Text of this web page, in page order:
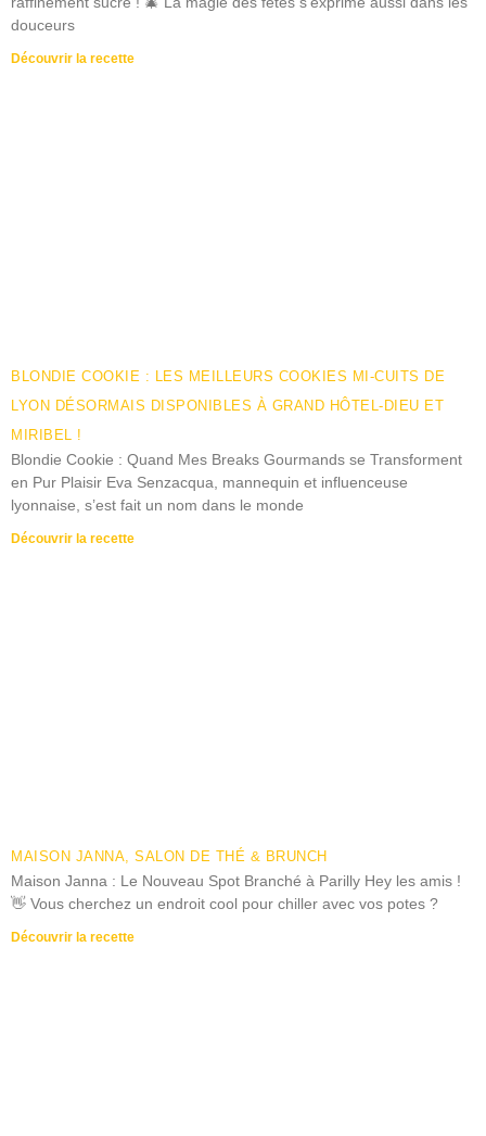
douceurs
Découvrir la recette
BLONDIE COOKIE : LES MEILLEURS COOKIES MI-CUITS DE
LYON DÉSORMAIS DISPONIBLES À GRAND HÔTEL-DIEU ET
MIRIBEL !
Blondie Cookie : Quand Mes Breaks Gourmands se Transforment
en Pur Plaisir Eva Senzacqua, mannequin et influenceuse
lyonnaise, s’est fait un nom dans le monde
Découvrir la recette
MAISON JANNA, SALON DE THÉ & BRUNCH
Maison Janna : Le Nouveau Spot Branché à Parilly Hey les amis !
👋 Vous cherchez un endroit cool pour chiller avec vos potes ?
Découvrir la recette